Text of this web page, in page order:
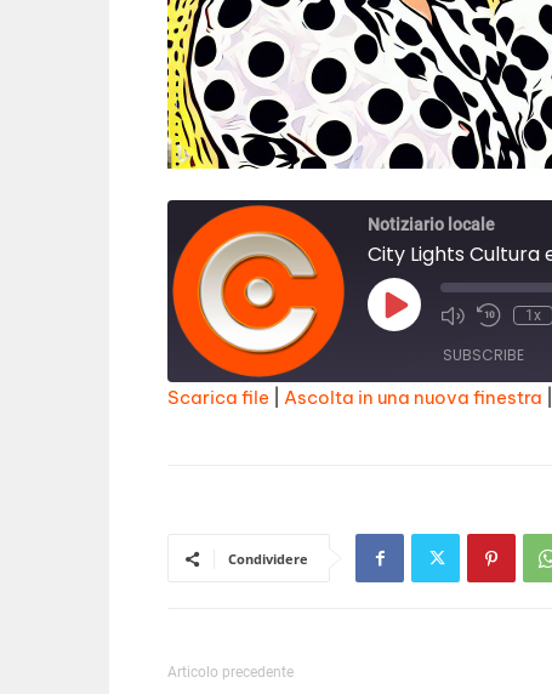
Notiziario locale
City Lights Cultura
Play
Episode
1x
SUBSCRIBE
Scarica file Ascolta in una nuova finestra
Condividere
Articolo precedente